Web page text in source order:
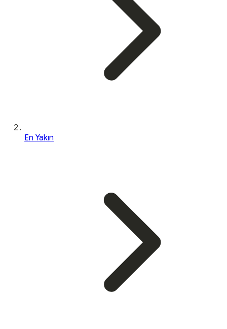
En Yakın